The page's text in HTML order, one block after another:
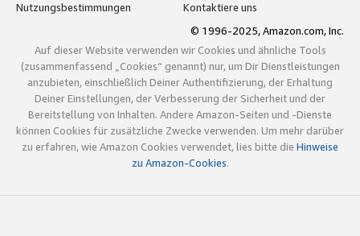
Nutzungsbestimmungen
Kontaktiere uns
© 1996-2025, Amazon.com, Inc.
Auf dieser Website verwenden wir Cookies und ähnliche Tools
(zusammenfassend „Cookies“ genannt) nur, um Dir Dienstleistungen
anzubieten, einschließlich Deiner Authentifizierung, der Erhaltung
Deiner Einstellungen, der Verbesserung der Sicherheit und der
Bereitstellung von Inhalten. Andere Amazon-Seiten und -Dienste
können Cookies für zusätzliche Zwecke verwenden. Um mehr darüber
zu erfahren, wie Amazon Cookies verwendet, lies bitte die Hinweise
zu Amazon-Cookies.